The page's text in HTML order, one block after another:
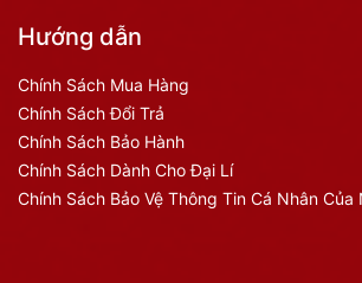
Hướng dẫn
Chính Sách Mua Hàng
Chính Sách Đổi Trả
Chính Sách Bảo Hành
Chính Sách Dành Cho Đại Lí
Chính Sách Bảo Vệ Thông Tin Cá Nhân